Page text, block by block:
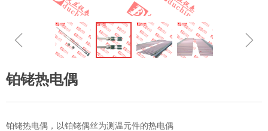
ꁆ ꁇ
铂铑热电偶
铂铑热电偶，以铂铑偶丝为测温元件的热电偶